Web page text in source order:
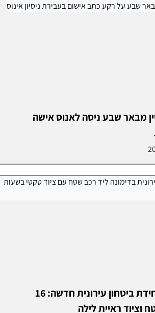
מבאר שבע ניסה לאנוס אישה
דימונה מקימה יחידת ביטחון עירונית חדשה: 16
וציוד ראיית לילה